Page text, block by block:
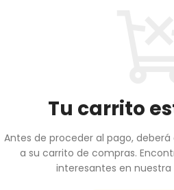
Tu carrito
Antes de proceder al pago,
a su carrito de compras.
interesantes en nuestra